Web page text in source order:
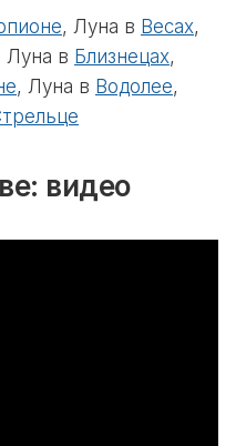
, Луна в Весах,
Луна в Близнецах,
, Луна в Водолее,
видео